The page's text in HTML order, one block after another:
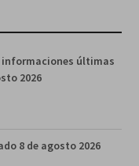
últimas
2026
8 de agosto 2026